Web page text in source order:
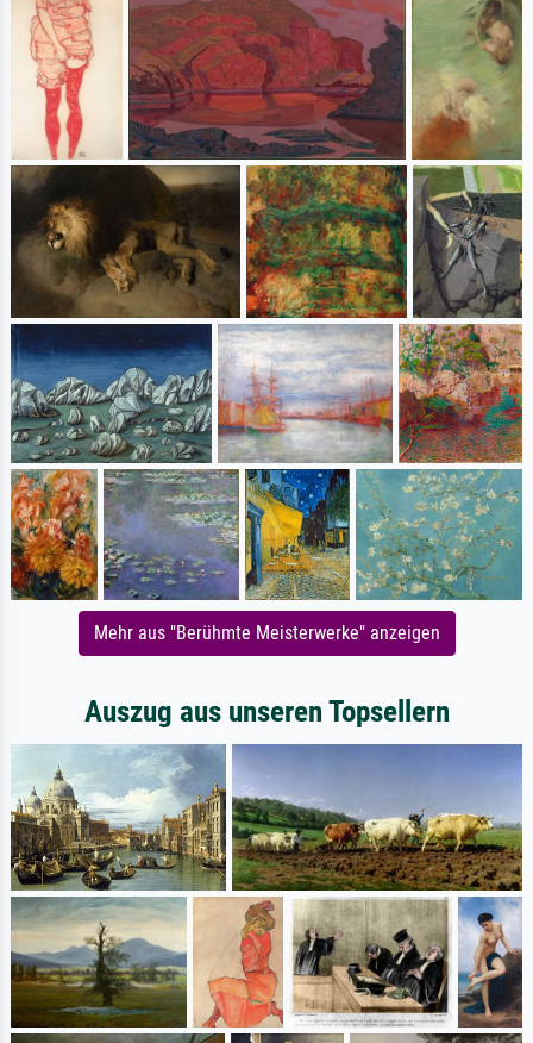
Mehr aus "Berühmte Meisterwerke" anzeigen
Auszug aus unseren Topsellern